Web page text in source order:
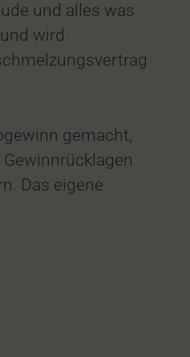
und alles was
und wird
gemacht,
Das eigene